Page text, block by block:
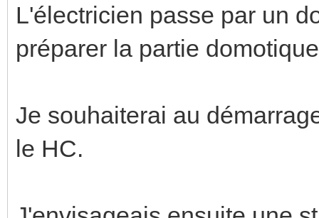
L'électricien passe par un
préparer la partie
Je souhaiterai au
le HC.